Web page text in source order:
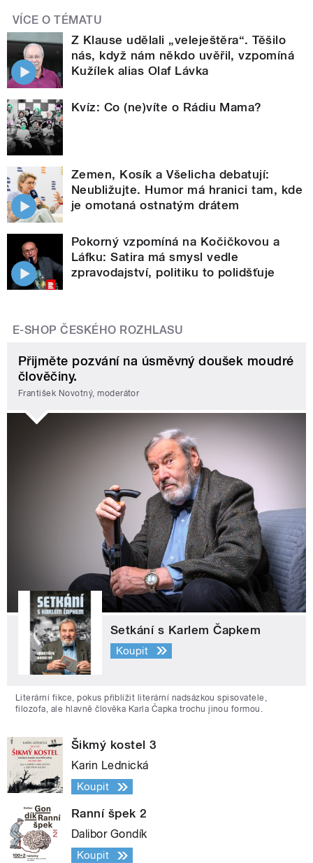
VÍCE O TÉMATU
Z Klause udělali „veleještěra“. Těšilo
nás, když nám někdo uvěřil, vzpomíná
Kužílek alias Olaf Lávka
Kvíz: Co (ne)víte o Rádiu Mama?
Zemen, Kosík a Všelicha debatují:
Neubližujte. Humor má hranici tam, kde
je omotaná ostnatým drátem
Pokorný vzpomíná na Kočičkovou a
Láfku: Satira má smysl vedle
zpravodajství, politiku to polidšťuje
E-SHOP ČESKÉHO ROZHLASU
Přijměte pozvání na úsměvný doušek moudré
člověčiny.
František Novotný, moderátor
Setkání s Karlem Čapkem
Koupit
Literární fikce, pokus přiblížit literární nadsázkou spisovatele,
filozofa, ale hlavně člověka Karla Čapka trochu jinou formou.
Šikmý kostel 3
Karin Lednická
Koupit
Ranní špek 2
Dalibor Gondík
Koupit